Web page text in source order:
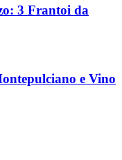
3 Frantoi da
e Vino